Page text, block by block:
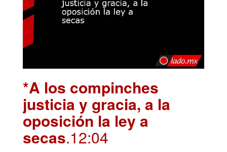
*A los compinches
justicia y gracia, a la
oposición la ley a
secas.12:04